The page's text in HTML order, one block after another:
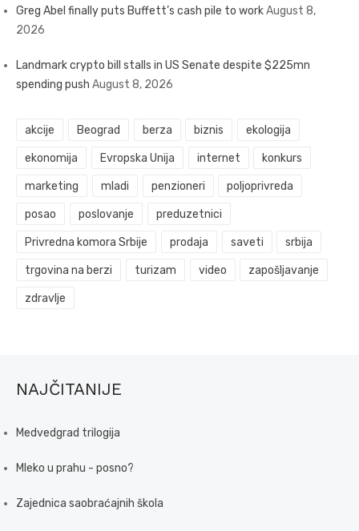
Greg Abel finally puts Buffett’s cash pile to workAugust 8,
2026
Landmark crypto bill stalls in US Senate despite $225mn
spending push August 8, 2026
akcije Beograd berza biznis ekologija
ekonomija Evropska Unija internet konkurs
marketing mladi penzioneri poljoprivreda
posao poslovanje preduzetnici
Privredna komora Srbije prodaja saveti srbija
trgovina na berzi turizam video zapošljavanje
zdravlje
NAJČITANIJE
Medvedgrad trilogija
Mleko u prahu - posno?
Zajednica saobraćajnih škola